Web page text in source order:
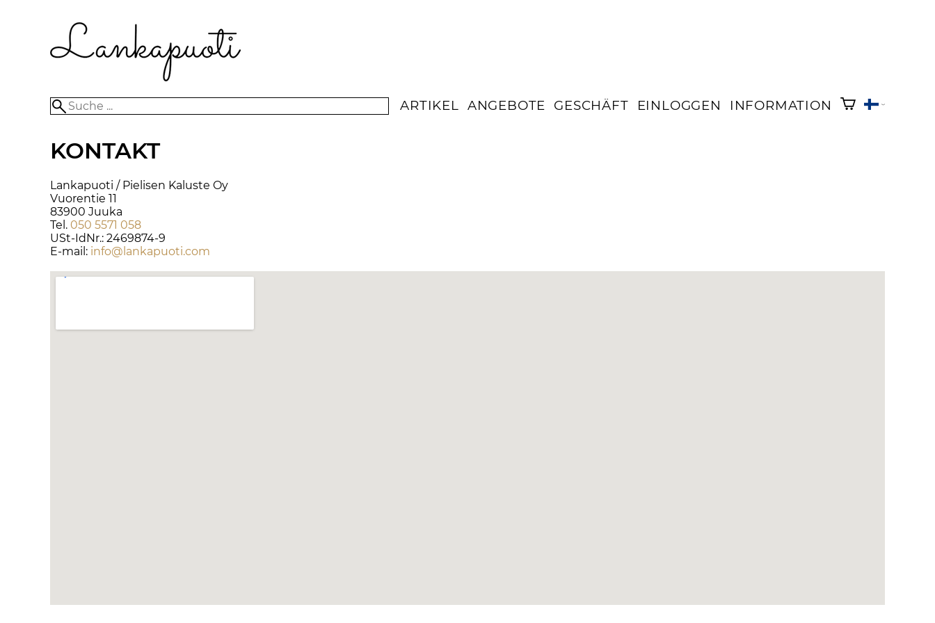
ARTIKEL ANGEBOTE GESCHÄFT EINLOGGEN INFORMATION
KONTAKT
Lankapuoti / Pielisen Kaluste Oy
Vuorentie 11
83900 Juuka
Tel. 050 5571 058
USt-IdNr.: 2469874-9
E-mail: info@lankapuoti.com